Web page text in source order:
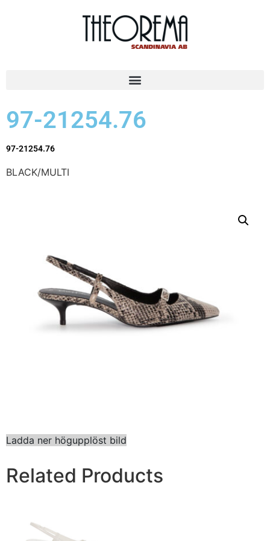
97-21254.76
97-21254.76
BLACK/MULTI
Ladda ner högupplöst bild
Related Products